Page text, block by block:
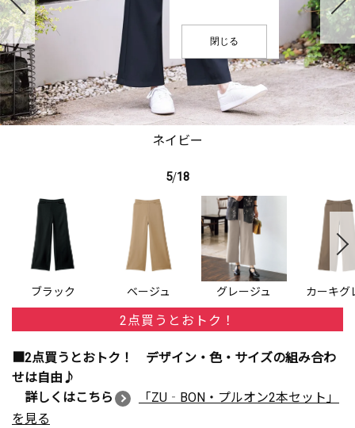
閉じる
ネイビー
5/18
ブラック ベージュ グレージュ カーキグ
2点買うとおトク！
■2点買うとおトク！ デザイン・色・サイズの組み合わ
せは自由♪
詳しくはこちら
「ZU‐BON・プルオン2本セット」
を見る